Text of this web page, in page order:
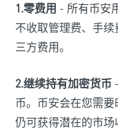
1.零费用 - 所有币安
不收取管理费、手
三方费用。
2.继续持有加密货币
币。币安会在您需
仍可获得潜在的市场